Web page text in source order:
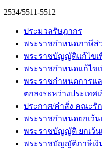
2534/5511-5512
ประมวลรัษฎากร
พระราชกำหนดภาษีส่
พระราชบัญญัติแก้ไขเ
พระราชกำหนดแก้ไข
พระราชกำหนดการแ
ตกลงระหว่างประเทศ
ประกาศ/คำสั่ง คณะรั
พระราชกำหนดยกเว้
พระราชบัญญัติ ยกเว้น
พระราชบัญญัติภาษีเงิ